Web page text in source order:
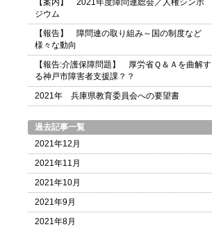
【案内】 2021年度障問連総会／人権シンポ
ジウム
【報告】 障問連の取り組み～国の制度など
様々な動向
【報告:介護保障問題】 厚労省Ｑ＆Ａを曲解す
る神戸市障害者支援課？？
2021年 兵庫県教育委員会への要望書
過去記事一覧
2021年12月
2021年11月
2021年10月
2021年9月
2021年8月